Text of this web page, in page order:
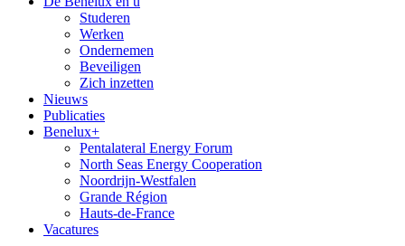
Studeren
Werken
Ondernemen
Beveiligen
Zich inzetten
Nieuws
Publicaties
Benelux+
Pentalateral Energy Forum
North Seas Energy Cooperation
Noordrijn-Westfalen
Grande Région
Hauts-de-France
Vacatures